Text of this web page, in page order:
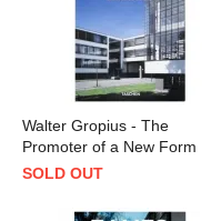
Walter Gropius - The
Promoter of a New Form
SOLD OUT